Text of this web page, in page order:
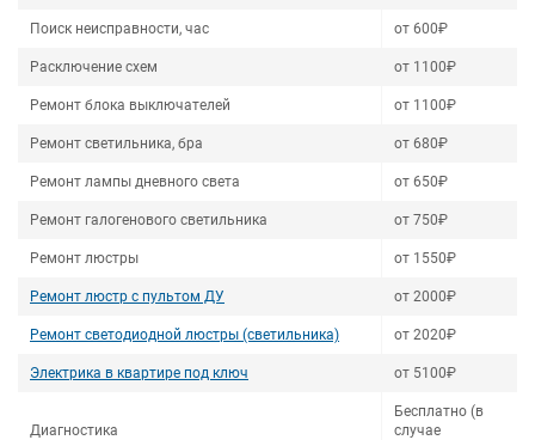
Поиск неисправности, час от 600₽
Расключение схем от 1100₽
Ремонт блока выключателей от 1100₽
Ремонт светильника, бра от 680₽
Ремонт лампы дневного света от 650₽
Ремонт галогенового светильника от 750₽
Ремонт люстры от 1550₽
Ремонт люстр с пультом ДУ от 2000₽
Ремонт светодиодной люстры (светильника) от 2020₽
Электрика в квартире под ключ от 5100₽
Диагностика
Бесплатно (в
случае